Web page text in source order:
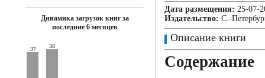
Динамика загрузок книг за
последние 6 месяцев
37 38
Дата размещения: 25-
Издательство: С.-
Описание книги
Содержание